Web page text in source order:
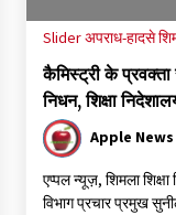
Sliderअपराध-हादसे
कैमिस्ट्री के
निधन, शिक्षा
Apple News
एप्पल न्यूज़, शिमला
विभाग प्रचार प्रमुख